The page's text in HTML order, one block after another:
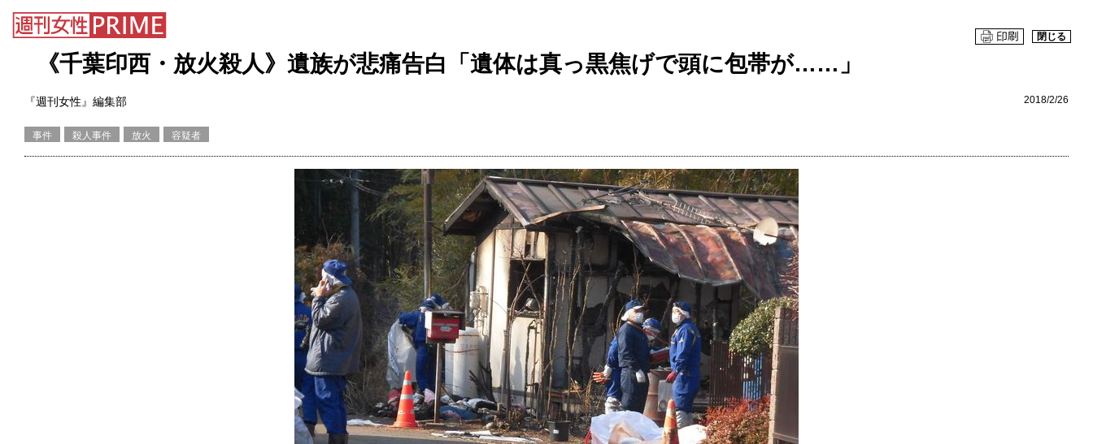
閉じる
《千葉印西・放火殺人》遺族が悲痛告白「遺体は真っ黒焦げで頭に包帯が……」
『週刊女性』編集部 2018/2/26
事件 殺人事件 放火 容疑者